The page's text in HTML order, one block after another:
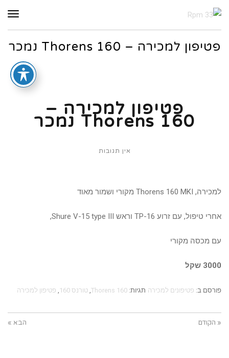
פטיפון למכירה – Thorens 160 נמכר
פטיפון למכירה –
Thorens 160 נמכר
אין תגובות
למכירה, Thorens 160 MKI מקורי ושמור מאוד
אחרי טיפול, עם זרוע TP-16 וראש Shure V-15 type III,
עם מכסה מקורי
3000 שקל
פורסם ב: פטיפונים למכירה תגיות: Thorens 160
, טורנס 160 , פטיפון למכירה
« הקודם הבא »